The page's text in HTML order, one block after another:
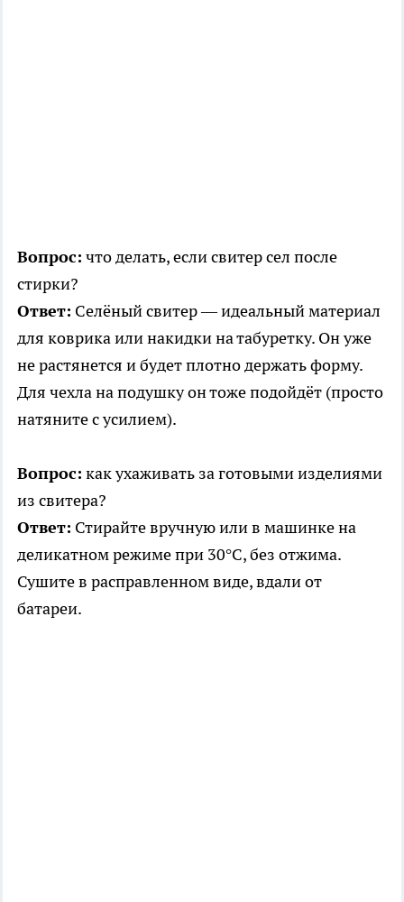
Вопрос: что делать, если свитер сел после
стирки?
Ответ: Селёный свитер — идеальный материал
для коврика или накидки на табуретку. Он уже
не растянется и будет плотно держать форму.
Для чехла на подушку он тоже подойдёт (просто
натяните с усилием).
Вопрос: как ухаживать за готовыми изделиями
из свитера?
Ответ: Стирайте вручную или в машинке на
деликатном режиме при 30°C, без отжима.
Сушите в расправленном виде, вдали от
батареи.